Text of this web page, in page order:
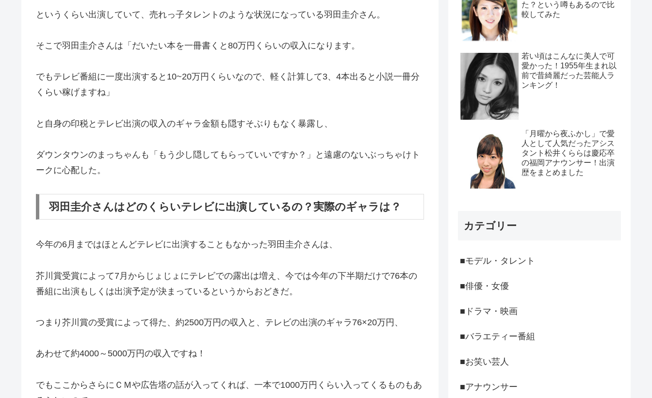
というくらい出演していて、売れっ子タレントのような状況になっている羽田圭介さん。
そこで羽田圭介さんは「だいたい本を一冊書くと80万円くらいの収入になります。
でもテレビ番組に一度出演すると10~20万円くらいなので、軽く計算して3、4本出ると小説一冊分
くらい稼げますね」
と自身の印税とテレビ出演の収入のギャラ金額も隠すそぶりもなく暴露し、
ダウンタウンのまっちゃんも「もう少し隠してもらっていいですか？」と遠慮のないぶっちゃけト
ークに心配した。
羽田圭介さんはどのくらいテレビに出演しているの？実際のギャラは？
今年の6月まではほとんどテレビに出演することもなかった羽田圭介さんは、
芥川賞受賞によって7月からじょじょにテレビでの露出は増え、今では今年の下半期だけで76本の
番組に出演もしくは出演予定が決まっているというからおどきだ。
つまり芥川賞の受賞によって得た、約2500万円の収入と、テレビの出演のギャラ76×20万円、
あわせて約4000～5000万円の収入ですね！
でもここからさらにＣＭや広告塔の話が入ってくれば、一本で1000万円くらい入ってくるものもあ
た？という噂もあるので比
較してみた
若い頃はこんなに美人で可
愛かった！1955年生まれ以
前で昔綺麗だった芸能人ラ
ンキング！
「月曜から夜ふかし」で愛
人として人気だったアシス
タント松井くららは慶応卒
の福岡アナウンサー！出演
歴をまとめました
カテゴリー
■モデル・タレント
■俳優・女優
■ドラマ・映画
■バラエティー番組
■お笑い芸人
■アナウンサー